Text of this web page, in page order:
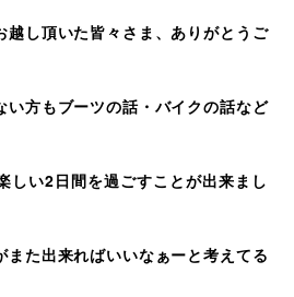
越し頂いた皆々さま、ありがとうご
い方もブーツの話・バイクの話など
しい2日間を過ごすことが出来まし
また出来ればいいなぁーと考えてる